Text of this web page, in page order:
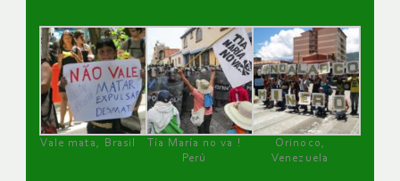
Vale mata, Brasil
Tía María no va !
Perú
Orinoco,
Venezuela